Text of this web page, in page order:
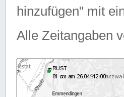
hinzufügen" mit
Alle Zeitangaben